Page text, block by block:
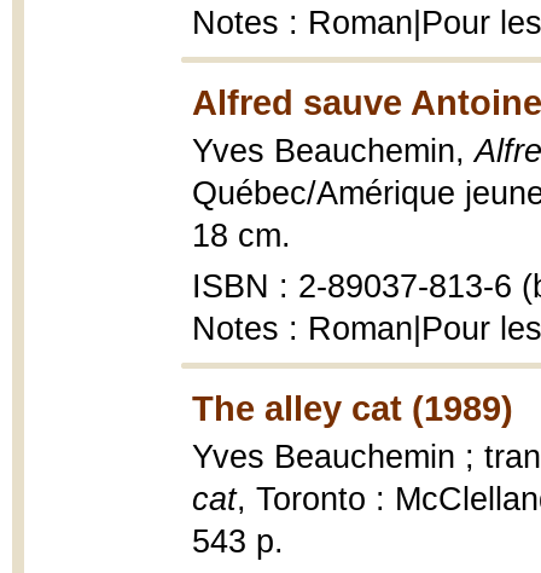
Notes : Roman|Pour
Alfred sauve
Yves Beauchemin,
Québec/Amérique
18 cm.
ISBN : 2-89037-813-6
Notes : Roman|Pour
The alley cat (1989)
Yves Beauchemin ;
cat, Toronto :
543 p.